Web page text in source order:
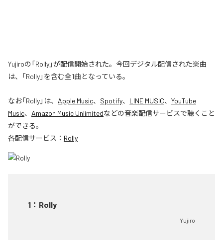
Yujiroの「Rolly」が配信開始された。今回デジタル配信された楽曲
は、「Rolly」を含む全1曲となっている。
なお「Rolly」は、 Apple Music、 Spotify、 LINE MUSIC、 YouTube
Music、 Amazon Music Unlimitedなどの音楽配信サービスで聴くこと
ができる。
各配信サービス： Rolly
1 ： Rolly
Yujiro